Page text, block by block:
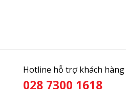
Hotline hỗ trợ khách hàng
028 7300 1618